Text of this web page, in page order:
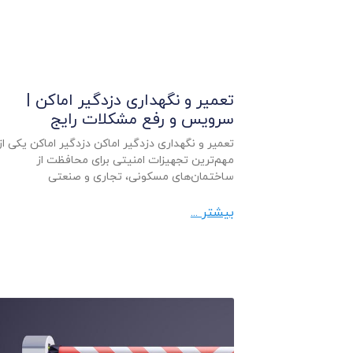
تعمیر و نگهداری دزدگیر اماکن |
سرویس و رفع مشکلات رایج
تعمیر و نگهداری دزدگیر اماکن دزدگیر اماکن یکی
مهم‌ترین تجهیزات امنیتی برای محافظت از
ساختمان‌های مسکونی، تجاری و صنعتی
بیشتر ...